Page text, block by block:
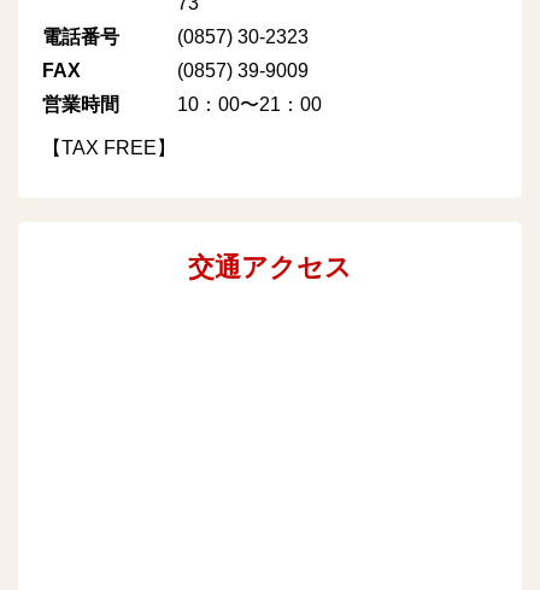
電話番号
(0857) 30-2323
FAX
(0857) 39-9009
営業時間
10：00〜21：00
【TAX FREE】
交通アクセス